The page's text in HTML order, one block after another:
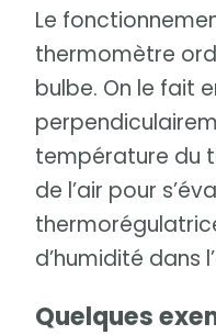
Le
thermomètre
bulbe. On le fait
température du
de l’air pour
d’humidité dans
Quelques